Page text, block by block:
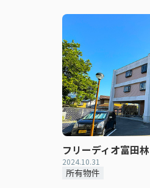
フリーディオ富田林
2024.10.31
所有物件